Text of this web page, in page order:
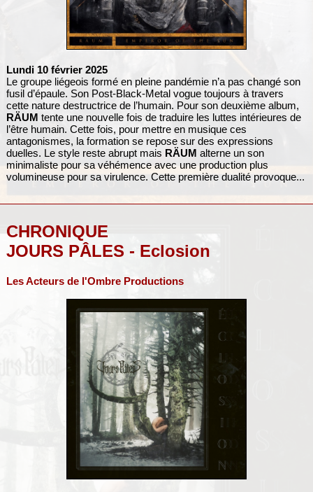
Lundi 10 février 2025
Le groupe liégeois formé en pleine pandémie n’a pas changé son
fusil d’épaule. Son Post-Black-Metal vogue toujours à travers
cette nature destructrice de l’humain. Pour son deuxième album,
RÄUM tente une nouvelle fois de traduire les luttes intérieures de
l’être humain. Cette fois, pour mettre en musique ces
antagonismes, la formation se repose sur des expressions
duelles. Le style reste abrupt mais RÄUM alterne un son
minimaliste pour sa véhémence avec une production plus
volumineuse pour sa virulence. Cette première dualité provoque...
CHRONIQUE
JOURS PÂLES - Eclosion
Les Acteurs de l'Ombre Productions